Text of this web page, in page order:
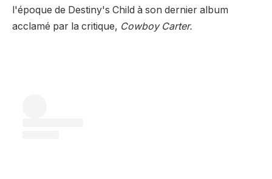
l'époque de Destiny's Child à son dernier album
acclamé par la critique, Cowboy Carter.